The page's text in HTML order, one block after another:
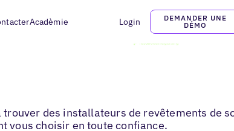
Acadèmie Login
DEMANDER UNE
DÉMO
des installateurs de revêtements de
vous choisir en toute confiance.